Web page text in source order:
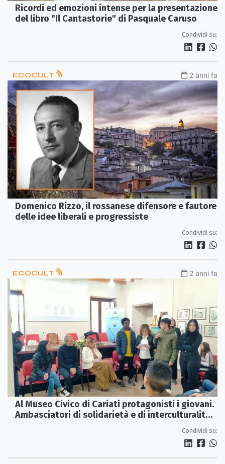
Ricordi ed emozioni intense per la presentazione
del libro "Il Cantastorie" di Pasquale Caruso
Condividi su:
ECOCULT 2 anni fa
Domenico Rizzo, il rossanese difensore e fautore
delle idee liberali e progressiste
Condividi su:
ECOCULT 2 anni fa
Al Museo Civico di Cariati protagonisti i giovani.
Ambasciatori di solidarietà e di interculturalità
Condividi su: